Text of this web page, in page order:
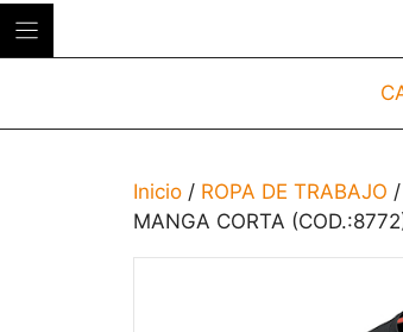
Inicio / ROPA DE TRABAJO /
MANGA CORTA